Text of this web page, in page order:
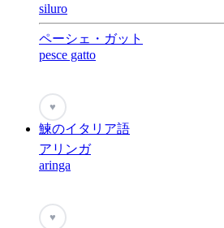
siluro
ペーシェ・ガット
pesce gatto
♥
鰊のイタリア語
アリンガ
aringa
♥